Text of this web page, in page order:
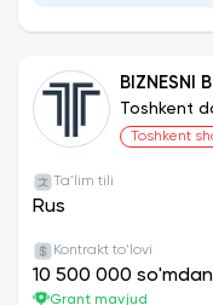
BIZNESNI
Toshkent
Toshkent
Ta'lim tili
Rus
Kontrakt to'lovi
10 500 000
Grant mavjud